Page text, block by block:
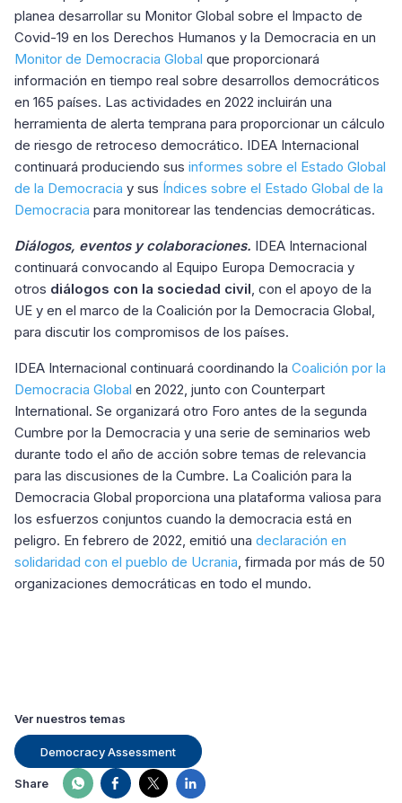
planea desarrollar su Monitor Global sobre el Impacto de
Covid-19 en los Derechos Humanos y la Democracia en un
Monitor de Democracia Global que proporcionará
información en tiempo real sobre desarrollos democráticos
en 165 países. Las actividades en 2022 incluirán una
herramienta de alerta temprana para proporcionar un cálculo
de riesgo de retroceso democrático. IDEA Internacional
continuará produciendo sus informes sobre el Estado Global
de la Democracia y sus Índices sobre el Estado Global de la
Democracia para monitorear las tendencias democráticas.
Diálogos, eventos y colaboraciones. IDEA Internacional
continuará convocando al Equipo Europa Democracia y
otros diálogos con la sociedad civil, con el apoyo de la
UE y en el marco de la Coalición por la Democracia Global,
para discutir los compromisos de los países.
IDEA Internacional continuará coordinando la Coalición por la
Democracia Global en 2022, junto con Counterpart
International. Se organizará otro Foro antes de la segunda
Cumbre por la Democracia y una serie de seminarios web
durante todo el año de acción sobre temas de relevancia
para las discusiones de la Cumbre. La Coalición para la
Democracia Global proporciona una plataforma valiosa para
los esfuerzos conjuntos cuando la democracia está en
peligro. En febrero de 2022, emitió una declaración en
solidaridad con el pueblo de Ucrania, firmada por más de 50
organizaciones democráticas en todo el mundo.
Ver nuestros temas
Democracy Assessment
Share